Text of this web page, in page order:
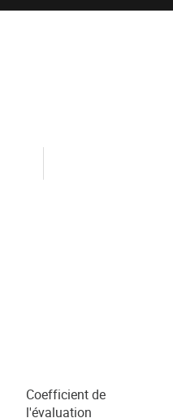
Coefficient de
l'évaluation